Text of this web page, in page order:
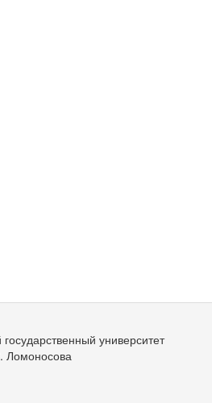
университет
Ломоносова